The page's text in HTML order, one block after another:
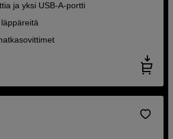
ja yksi USB-A-portti